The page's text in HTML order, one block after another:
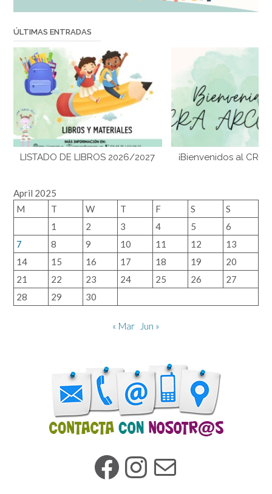
ÚLTIMAS ENTRADAS
LISTADO DE LIBROS 2026/2027 ¡Bienvenidos al CRA
April 2025
M
T W T F S
S
1
2 3 4 5
6
7
8 9 10 11 12
13
14
15 16 17 18 19
20
21
22 23 24 25 26
27
28
29 30
« Mar Jun »
Facebook
Instagram
Mail